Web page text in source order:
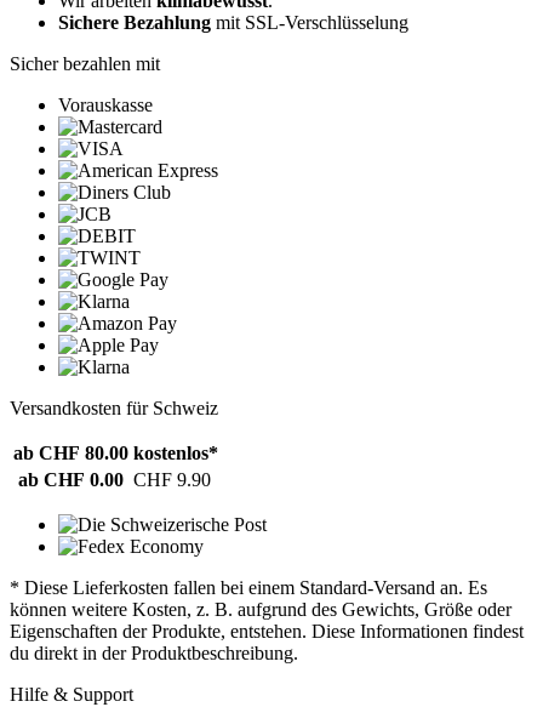
Sichere Bezahlung mit SSL-Verschlüsselung
Sicher bezahlen mit
Vorauskasse
Versandkosten für Schweiz
ab CHF 80.00 kostenlos*
ab CHF 0.00 CHF 9.90
* Diese Lieferkosten fallen bei einem Standard-Versand an. Es
können weitere Kosten, z. B. aufgrund des Gewichts, Größe oder
Eigenschaften der Produkte, entstehen. Diese Informationen findest
du direkt in der Produktbeschreibung.
Hilfe & Support